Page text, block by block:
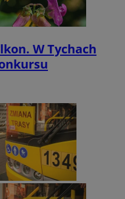
W Tychach